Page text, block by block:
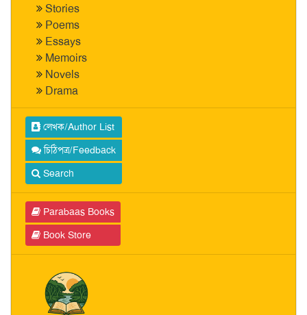
Stories
Poems
Essays
Memoirs
Novels
Drama
লেখক/Author List
চিঠিপত্র/Feedback
Search
Parabaas Books
Book Store